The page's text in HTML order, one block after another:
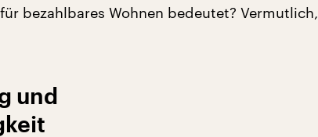
bezahlbares Wohnen bedeutet? Vermutlich,
und